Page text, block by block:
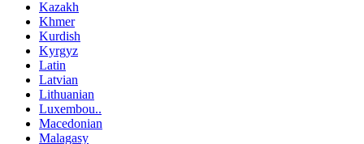
Kazakh
Khmer
Kurdish
Kyrgyz
Latin
Latvian
Lithuanian
Luxembou..
Macedonian
Malagasy